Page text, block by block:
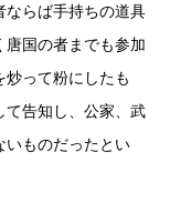
ならば手持ちの道具
唐国の者までも参加
炒って粉にしたも
て告知し、公家、武
いものだったとい